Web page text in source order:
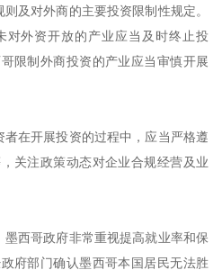
及对外商的主要投资限制性规定。
对外资开放的产业应当及时终止投
限制外商投资的产业应当审慎开展
者在开展投资的过程中，应当严格遵
关注政策动态对企业合规经营及业
墨西哥政府非常重视提高就业率和保
府部门确认墨西哥本国居民无法胜